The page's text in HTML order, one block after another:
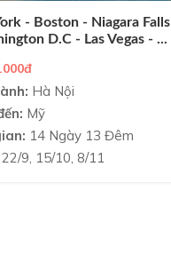
- Boston - Niagara Falls
D.C - Las Vegas - ...
Hà Nội
Mỹ
14 Ngày 13 Đêm
22/9, 15/10, 8/11